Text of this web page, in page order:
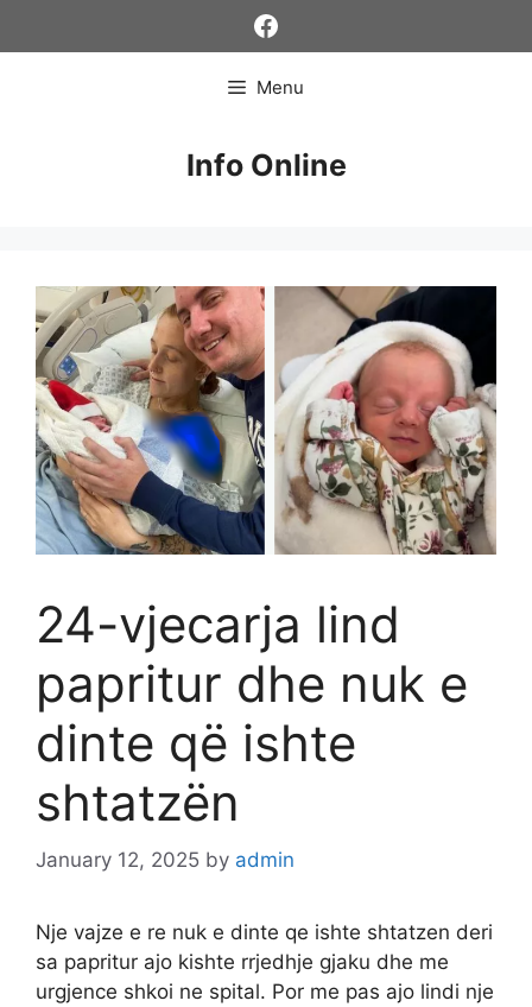
Facebook
Menu
Info Online
24-vjecarja lind
papritur dhe nuk e
dinte që ishte
shtatzën
January 12, 2025 by admin
Nje vajze e re nuk e dinte qe ishte shtatzen deri
sa papritur ajo kishte rrjedhje gjaku dhe me
urgjence shkoi ne spital. Por me pas ajo lindi nje